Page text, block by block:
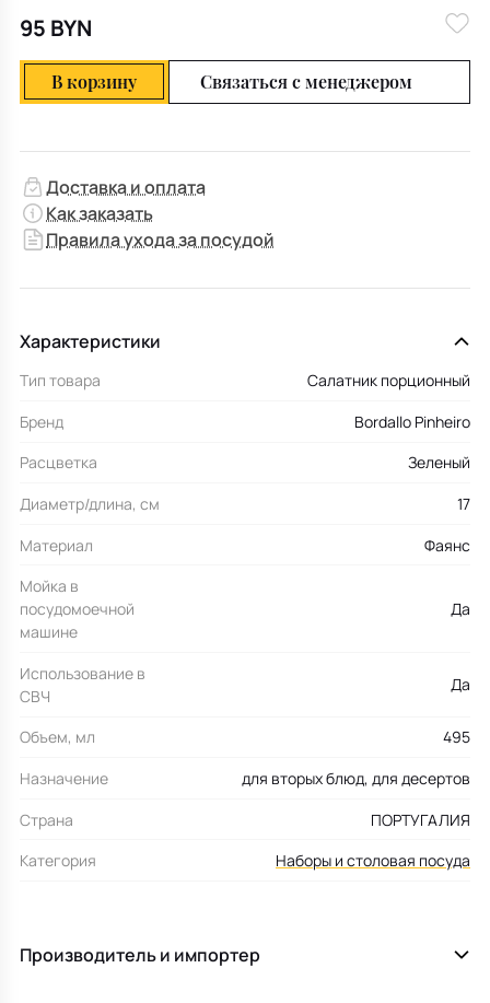
95 BYN
В корзину Связаться с менеджером
Доставка и оплата
Как заказать
Правила ухода за посудой
Характеристики
Тип товара
Салатник порционный
Бренд
Bordallo Pinheiro
Расцветка
Зеленый
Диаметр/длина, см
17
Материал
Фаянс
Мойка в
посудомоечной
машине
Да
Использование в
СВЧ
Да
Объем, мл
495
Назначение
для вторых блюд, для десертов
Страна
ПОРТУГАЛИЯ
Категория
Наборы и столовая посуда
Производитель и импортер